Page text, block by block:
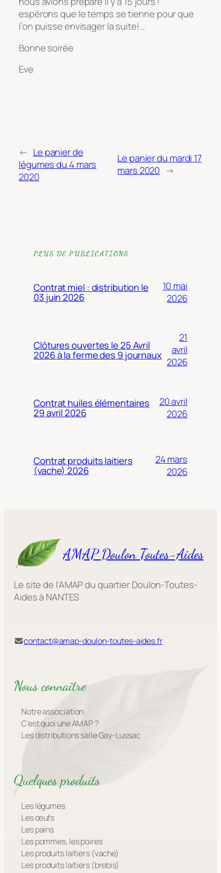
espérons que le temps se tienne pour que
l’on puisse envisager la suite!…
Bonne soirée
Eve
← Le panier de
légumes du 4 mars
2020
Le panier du mardi 17
mars 2020 →
PLUS DE PUBLICATIONS
Contrat miel : distribution le
03 juin 2026
10 mai
2026
Clôtures ouvertes le 25 Avril
2026 à la ferme des 9 journaux
21
avril
2026
Contrat huiles élémentaires
29 avril 2026
20 avril
2026
Contrat produits laitiers
(vache) 2026
24 mars
2026
AMAP Doulon Toutes-Aides
Le site de l'AMAP du quartier Doulon-Toutes-
Aides à NANTES
contact@amap-doulon-toutes-aides.fr
Nous connaître
Notre association
C’est quoi une AMAP ?
Les distributions salle Gay-Lussac
Quelques produits
Les légumes
Les œufs
Les pains
Les pommes, les poires
Les produits laitiers (vache)
Les produits laitiers (brebis)